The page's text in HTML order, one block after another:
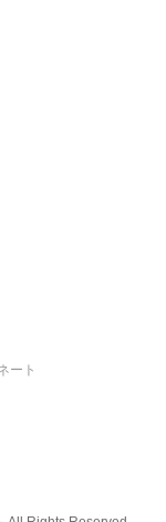
ート